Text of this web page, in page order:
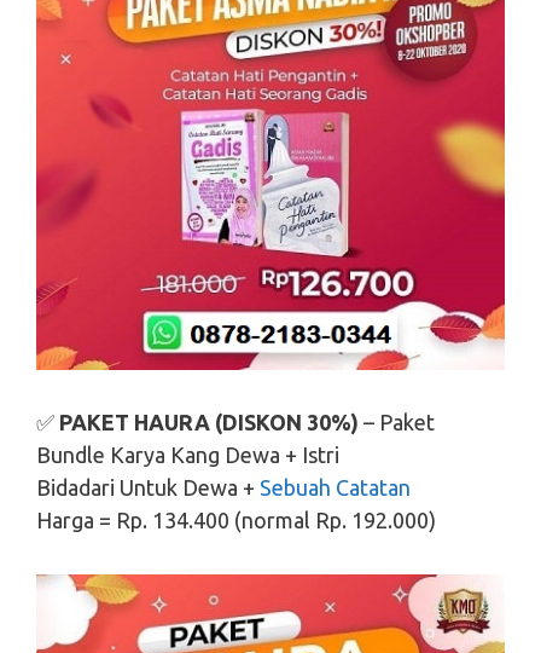
✅ PAKET HAURA (DISKON 30%) – Paket
Bundle Karya Kang Dewa + Istri
Bidadari Untuk Dewa + Sebuah Catatan
Harga = Rp. 134.400 (normal Rp. 192.000)